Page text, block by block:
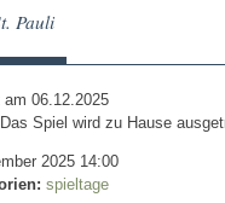
Pauli
06.12.2025
Spiel wird zu Hause
2025 14:00
spieltage